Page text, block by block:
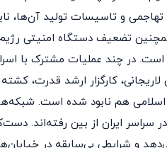
و تاسیسات تولید آن‌ها،
تضعیف دستگاه امنیتی رژیم
در چند عملیات مشترک با
هم نابود شده است.
و شرایطی بی‌سابقه در